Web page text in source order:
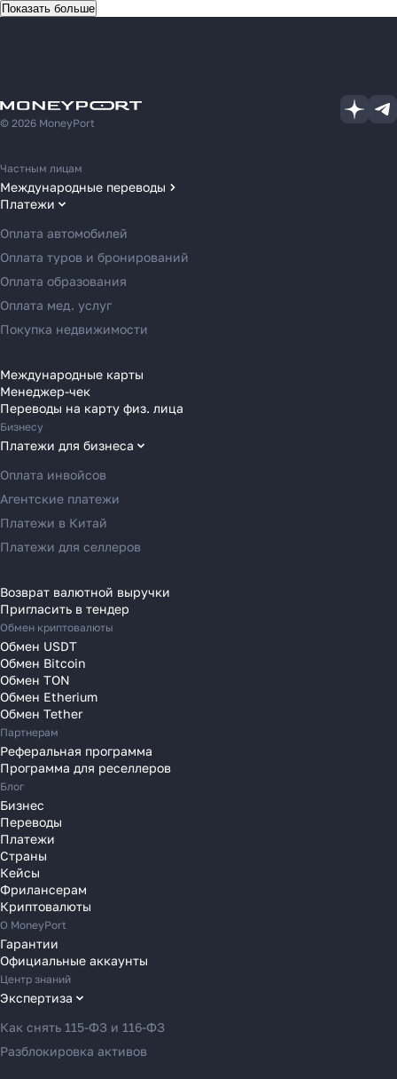
Показать больше
© 2026 MoneyPort
Частным лицам
Международные переводы
Переводы в США
Переводы в ОАЭ
Переводы в Европу
Переводы в Азию
Переводы в Россию
Переводы в Австрию
Переводы в Болгарию
Переводы в Венгрию
Переводы в Великобританию
Переводы в Грецию
Переводы в Германию
Переводы в Ирландию
Переводы в Испанию
Переводы в Италию
Переводы в Латвию
Переводы в Литву
Переводы в Молдавию
Переводы в Монако
Переводы в Нидерланды
Переводы в Польшу
Переводы в Португалию
Переводы в Румынию
Переводы в Сербию
Переводы в Словакию
Переводы в Словению
Переводы в Финляндию
Переводы в Францию
Переводы в Хорватию
Переводы в Черногорию
Переводы в Чехию
Переводы в Швейцарию
Переводы в Эстонию
Переводы в Азербайджан
Переводы в Армению
Платежи
Оплата автомобилей
Оплата туров и бронирований
Оплата образования
Оплата мед. услуг
Покупка недвижимости
Международные карты
Менеджер-чек
Переводы на карту физ. лица
Бизнесу
Платежи для бизнеса
Оплата инвойсов
Агентские платежи
Платежи в Китай
Платежи для селлеров
Возврат валютной выручки
Пригласить в тендер
Обмен криптовалюты
Обмен USDT
Обмен Bitcoin
Обмен TON
Обмен Etherium
Обмен Tether
Партнерам
Реферальная программа
Программа для реселлеров
Блог
Бизнес
Переводы
Платежи
Страны
Кейсы
Фрилансерам
Криптовалюты
О MoneyPort
Гарантии
Официальные аккаунты
Центр знаний
Экспертиза
Как снять 115-ФЗ и 116-ФЗ
Разблокировка активов